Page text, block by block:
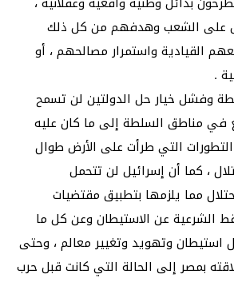
على الشعب وهدفهم من كل ذلك
القيادية واستمرار مصالحهم ، أو
.
وفشل خيار حل الدولتين لن تسمح
في مناطق السلطة إلى ما كان عليه
التي طرأت على الأرض طوال
، كما أن إسرائيل لن تتحمل
مما يلزمها بتطبيق مقتضيات
الشرعية عن الاستيطان وعن كل ما
استيطان وتهويد وتغيير معالم ، وحتى
بمصر إلى الحالة التي كانت قبل حرب